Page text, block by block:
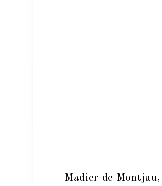
Madier de Montjau,